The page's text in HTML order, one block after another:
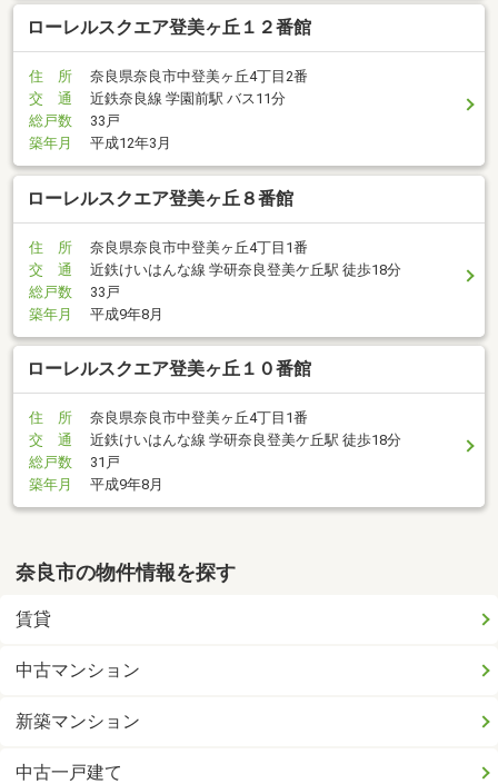
ローレルスクエア登美ヶ丘１２番館
住 所
奈良県奈良市中登美ヶ丘4丁目2番
交 通
近鉄奈良線 学園前駅 バス11分
総戸数
33戸
築年月
平成12年3月
ローレルスクエア登美ヶ丘８番館
住 所
奈良県奈良市中登美ヶ丘4丁目1番
交 通
近鉄けいはんな線 学研奈良登美ケ丘駅 徒歩18分
総戸数
33戸
築年月
平成9年8月
ローレルスクエア登美ヶ丘１０番館
住 所
奈良県奈良市中登美ヶ丘4丁目1番
交 通
近鉄けいはんな線 学研奈良登美ケ丘駅 徒歩18分
総戸数
31戸
築年月
平成9年8月
奈良市の物件情報を探す
賃貸
中古マンション
新築マンション
中古一戸建て